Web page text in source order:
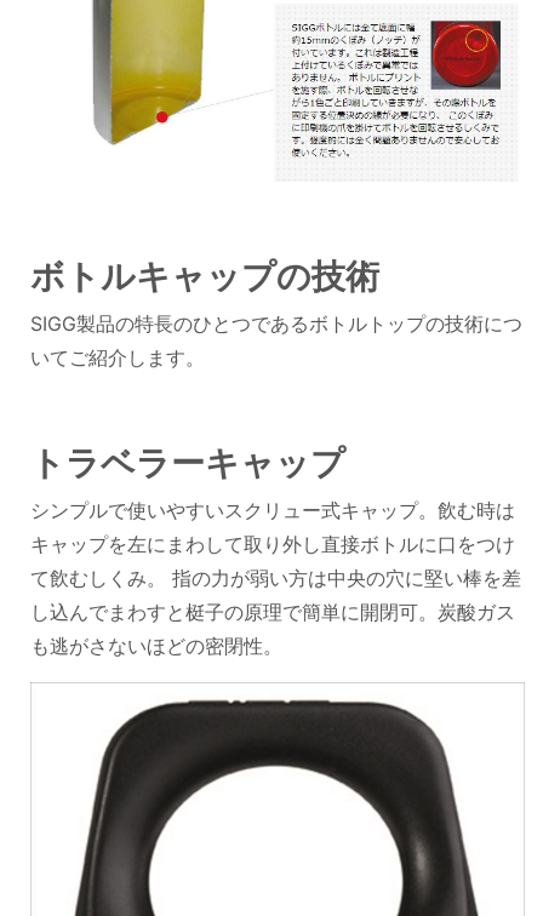
ボトルキャップの技術
SIGG製品の特長のひとつであるボトルトップの技術につ
いてご紹介します。
トラベラーキャップ
シンプルで使いやすいスクリュー式キャップ。飲む時は
キャップを左にまわして取り外し直接ボトルに口をつけ
て飲むしくみ。 指の力が弱い方は中央の穴に堅い棒を差
し込んでまわすと梃子の原理で簡単に開閉可。炭酸ガス
も逃がさないほどの密閉性。